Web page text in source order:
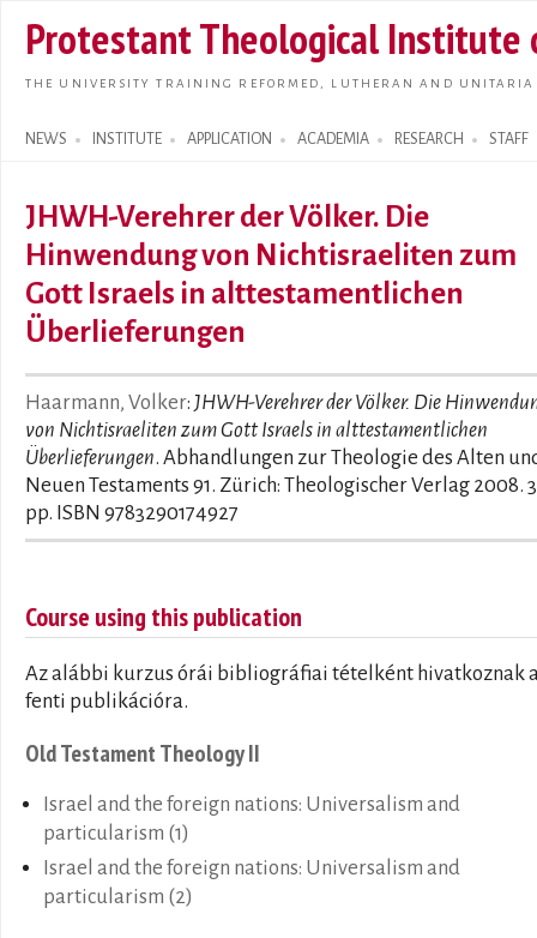
main
Protestant Theological Institute
THE UNIVERSITY TRAINING REFORMED, LUTHERAN AND
NEWS INSTITUTE APPLICATION ACADEMIA RESEARCH STAFF
Search form
JHWH-Verehrer der Völker. Die
Hinwendung von Nichtisraeliten zum
Gott Israels in alttestamentlichen
Überlieferungen
Haarmann, Volker: JHWH-Verehrer der Völker. Die
von Nichtisraeliten zum Gott Israels in alttestamentlichen
Überlieferungen. Abhandlungen zur Theologie des Alten
Neuen Testaments 91. Zürich: Theologischer Verlag 2008.
pp. ISBN 9783290174927
Course using this publication
Az alábbi kurzus órái bibliográfiai tételként hivatkoznak
fenti publikációra.
Old Testament Theology II
Israel and the foreign nations: Universalism and
particularism (1)
Israel and the foreign nations: Universalism and
particularism (2)